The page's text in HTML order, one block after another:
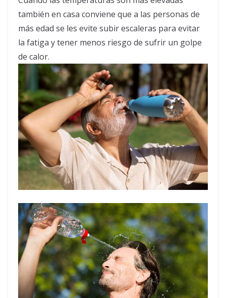
también en casa conviene que a las personas de
más edad se les evite subir escaleras para evitar
la fatiga y tener menos riesgo de sufrir un golpe
de calor.